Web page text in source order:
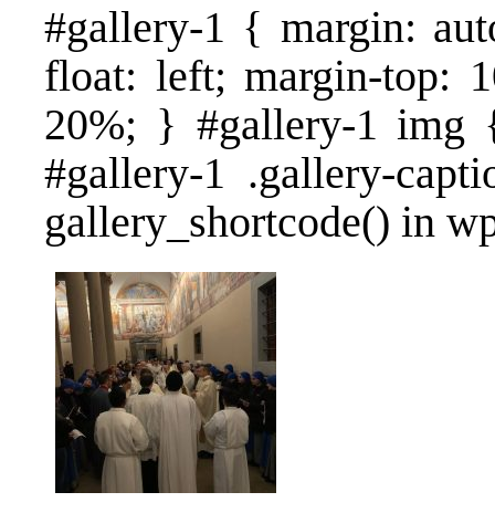
#gallery-1 { margin:
float: left; margin-top:
20%; } #gallery-1
#gallery-1 .gallery-
gallery_shortcode() in